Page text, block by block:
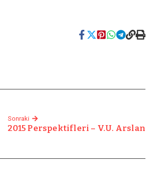
Sonraki
2015 Perspektifleri – V.U. Arslan